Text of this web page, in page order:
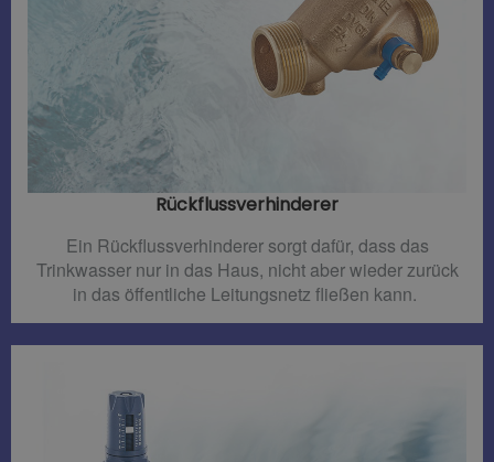
Rückflussverhinderer​
Ein Rückflussverhinderer sorgt dafür, dass das
Trinkwasser nur in das Haus, nicht aber wieder zurück
in das öffentliche Leitungsnetz fließen kann.